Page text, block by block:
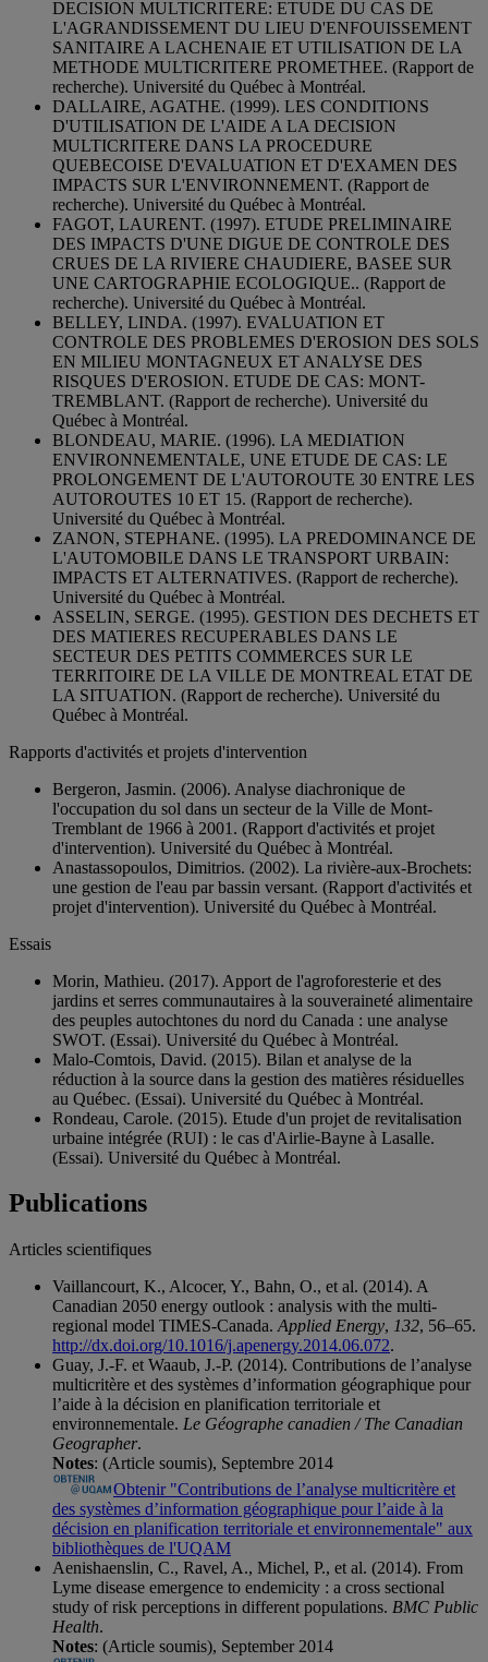
DECISION MULTICRITERE: ETUDE DU CAS DE
L'AGRANDISSEMENT DU LIEU D'ENFOUISSEMENT
SANITAIRE A LACHENAIE ET UTILISATION DE LA
METHODE MULTICRITERE PROMETHEE. (Rapport de
recherche). Université du Québec à Montréal.
DALLAIRE, AGATHE. (1999). LES CONDITIONS
D'UTILISATION DE L'AIDE A LA DECISION
MULTICRITERE DANS LA PROCEDURE
QUEBECOISE D'EVALUATION ET D'EXAMEN DES
IMPACTS SUR L'ENVIRONNEMENT. (Rapport de
recherche). Université du Québec à Montréal.
FAGOT, LAURENT. (1997). ETUDE PRELIMINAIRE
DES IMPACTS D'UNE DIGUE DE CONTROLE DES
CRUES DE LA RIVIERE CHAUDIERE, BASEE SUR
UNE CARTOGRAPHIE ECOLOGIQUE.. (Rapport de
recherche). Université du Québec à Montréal.
BELLEY, LINDA. (1997). EVALUATION ET
CONTROLE DES PROBLEMES D'EROSION DES SOLS
EN MILIEU MONTAGNEUX ET ANALYSE DES
RISQUES D'EROSION. ETUDE DE CAS: MONT-
TREMBLANT. (Rapport de recherche). Université du
Québec à Montréal.
BLONDEAU, MARIE. (1996). LA MEDIATION
ENVIRONNEMENTALE, UNE ETUDE DE CAS: LE
PROLONGEMENT DE L'AUTOROUTE 30 ENTRE LES
AUTOROUTES 10 ET 15. (Rapport de recherche).
Université du Québec à Montréal.
ZANON, STEPHANE. (1995). LA PREDOMINANCE DE
L'AUTOMOBILE DANS LE TRANSPORT URBAIN:
IMPACTS ET ALTERNATIVES. (Rapport de recherche).
Université du Québec à Montréal.
ASSELIN, SERGE. (1995). GESTION DES DECHETS ET
DES MATIERES RECUPERABLES DANS LE
SECTEUR DES PETITS COMMERCES SUR LE
TERRITOIRE DE LA VILLE DE MONTREAL ETAT DE
LA SITUATION. (Rapport de recherche). Université du
Québec à Montréal.
Rapports d'activités et projets d'intervention
Bergeron, Jasmin. (2006). Analyse diachronique de
l'occupation du sol dans un secteur de la Ville de Mont-
Tremblant de 1966 à 2001. (Rapport d'activités et projet
d'intervention). Université du Québec à Montréal.
Anastassopoulos, Dimitrios. (2002). La rivière-aux-Brochets:
une gestion de l'eau par bassin versant. (Rapport d'activités et
projet d'intervention). Université du Québec à Montréal.
Essais
Morin, Mathieu. (2017). Apport de l'agroforesterie et des
jardins et serres communautaires à la souveraineté alimentaire
des peuples autochtones du nord du Canada : une analyse
SWOT. (Essai). Université du Québec à Montréal.
Malo-Comtois, David. (2015). Bilan et analyse de la
réduction à la source dans la gestion des matières résiduelles
au Québec. (Essai). Université du Québec à Montréal.
Rondeau, Carole. (2015). Etude d'un projet de revitalisation
urbaine intégrée (RUI) : le cas d'Airlie-Bayne à Lasalle.
(Essai). Université du Québec à Montréal.
Publications
Articles scientifiques
Vaillancourt, K., Alcocer, Y., Bahn, O., et al. (2014). A
Canadian 2050 energy outlook : analysis with the multi-
regional model TIMES-Canada. Applied Energy, 132, 56–65.
http://dx.doi.org/10.1016/j.apenergy.2014.06.072.
Guay, J.-F. et Waaub, J.-P. (2014). Contributions de l’analyse
multicritère et des systèmes d’information géographique pour
l’aide à la décision en planification territoriale et
environnementale. Le Géographe canadien / The Canadian
Geographer.
Notes: (Article soumis), Septembre 2014
Obtenir "Contributions de l’analyse multicritère et
des systèmes d’information géographique pour l’aide à la
décision en planification territoriale et environnementale" aux
bibliothèques de l'UQAM
Aenishaenslin, C., Ravel, A., Michel, P., et al. (2014). From
Lyme disease emergence to endemicity : a cross sectional
study of risk perceptions in different populations. BMC Public
Health.
Notes: (Article soumis), September 2014